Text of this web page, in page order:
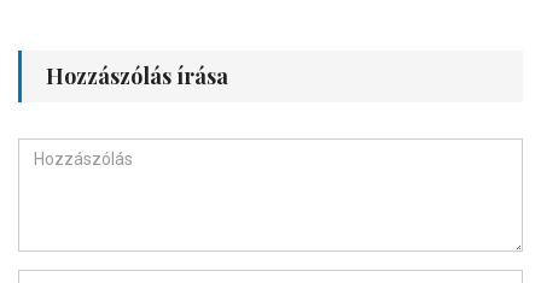
Hozzászólás írása